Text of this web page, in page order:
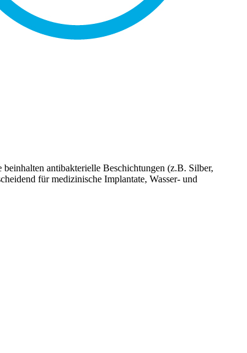
antibakterielle Beschichtungen (z.B. Silber,
für medizinische Implantate, Wasser- und